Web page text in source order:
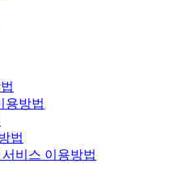
용방법
법
비스 이용방법